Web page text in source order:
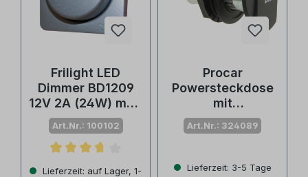
Frilight LED
Dimmer BD1209
12V 2A (24W) matt
silber
Art.Nr.: 100102
Durchschnittliche Bewertung von 3.6 von 5 Sternen
Lieferzeit: auf Lager, 1-
Procar
Powersteckdose
mit
Schraubgewinde
Art.Nr.: 324089
Lieferzeit: 3-5 Tage